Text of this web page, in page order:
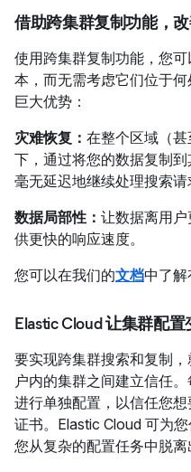
借助跨集群复制功能，
使用跨集群复制功能，您
本，而无需考虑它们位于
巨大优势：
灾难恢复： 在整个区域（
下，通过将您的数据复制
毫无延迟地继续处理搜索请
数据局部性： 让数据离用
供更快的响应速度。
您可以在我们的文档中了解
Elastic Cloud 让集群配
要实现跨集群搜索和复制
户内的集群之间建立信任
进行单独配置，以信任您
证书。Elastic Cloud 可为
您从复杂的配置任务中脱离